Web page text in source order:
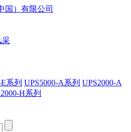
采
系列 UPS5000-A系列 UPS2000-A
H系列